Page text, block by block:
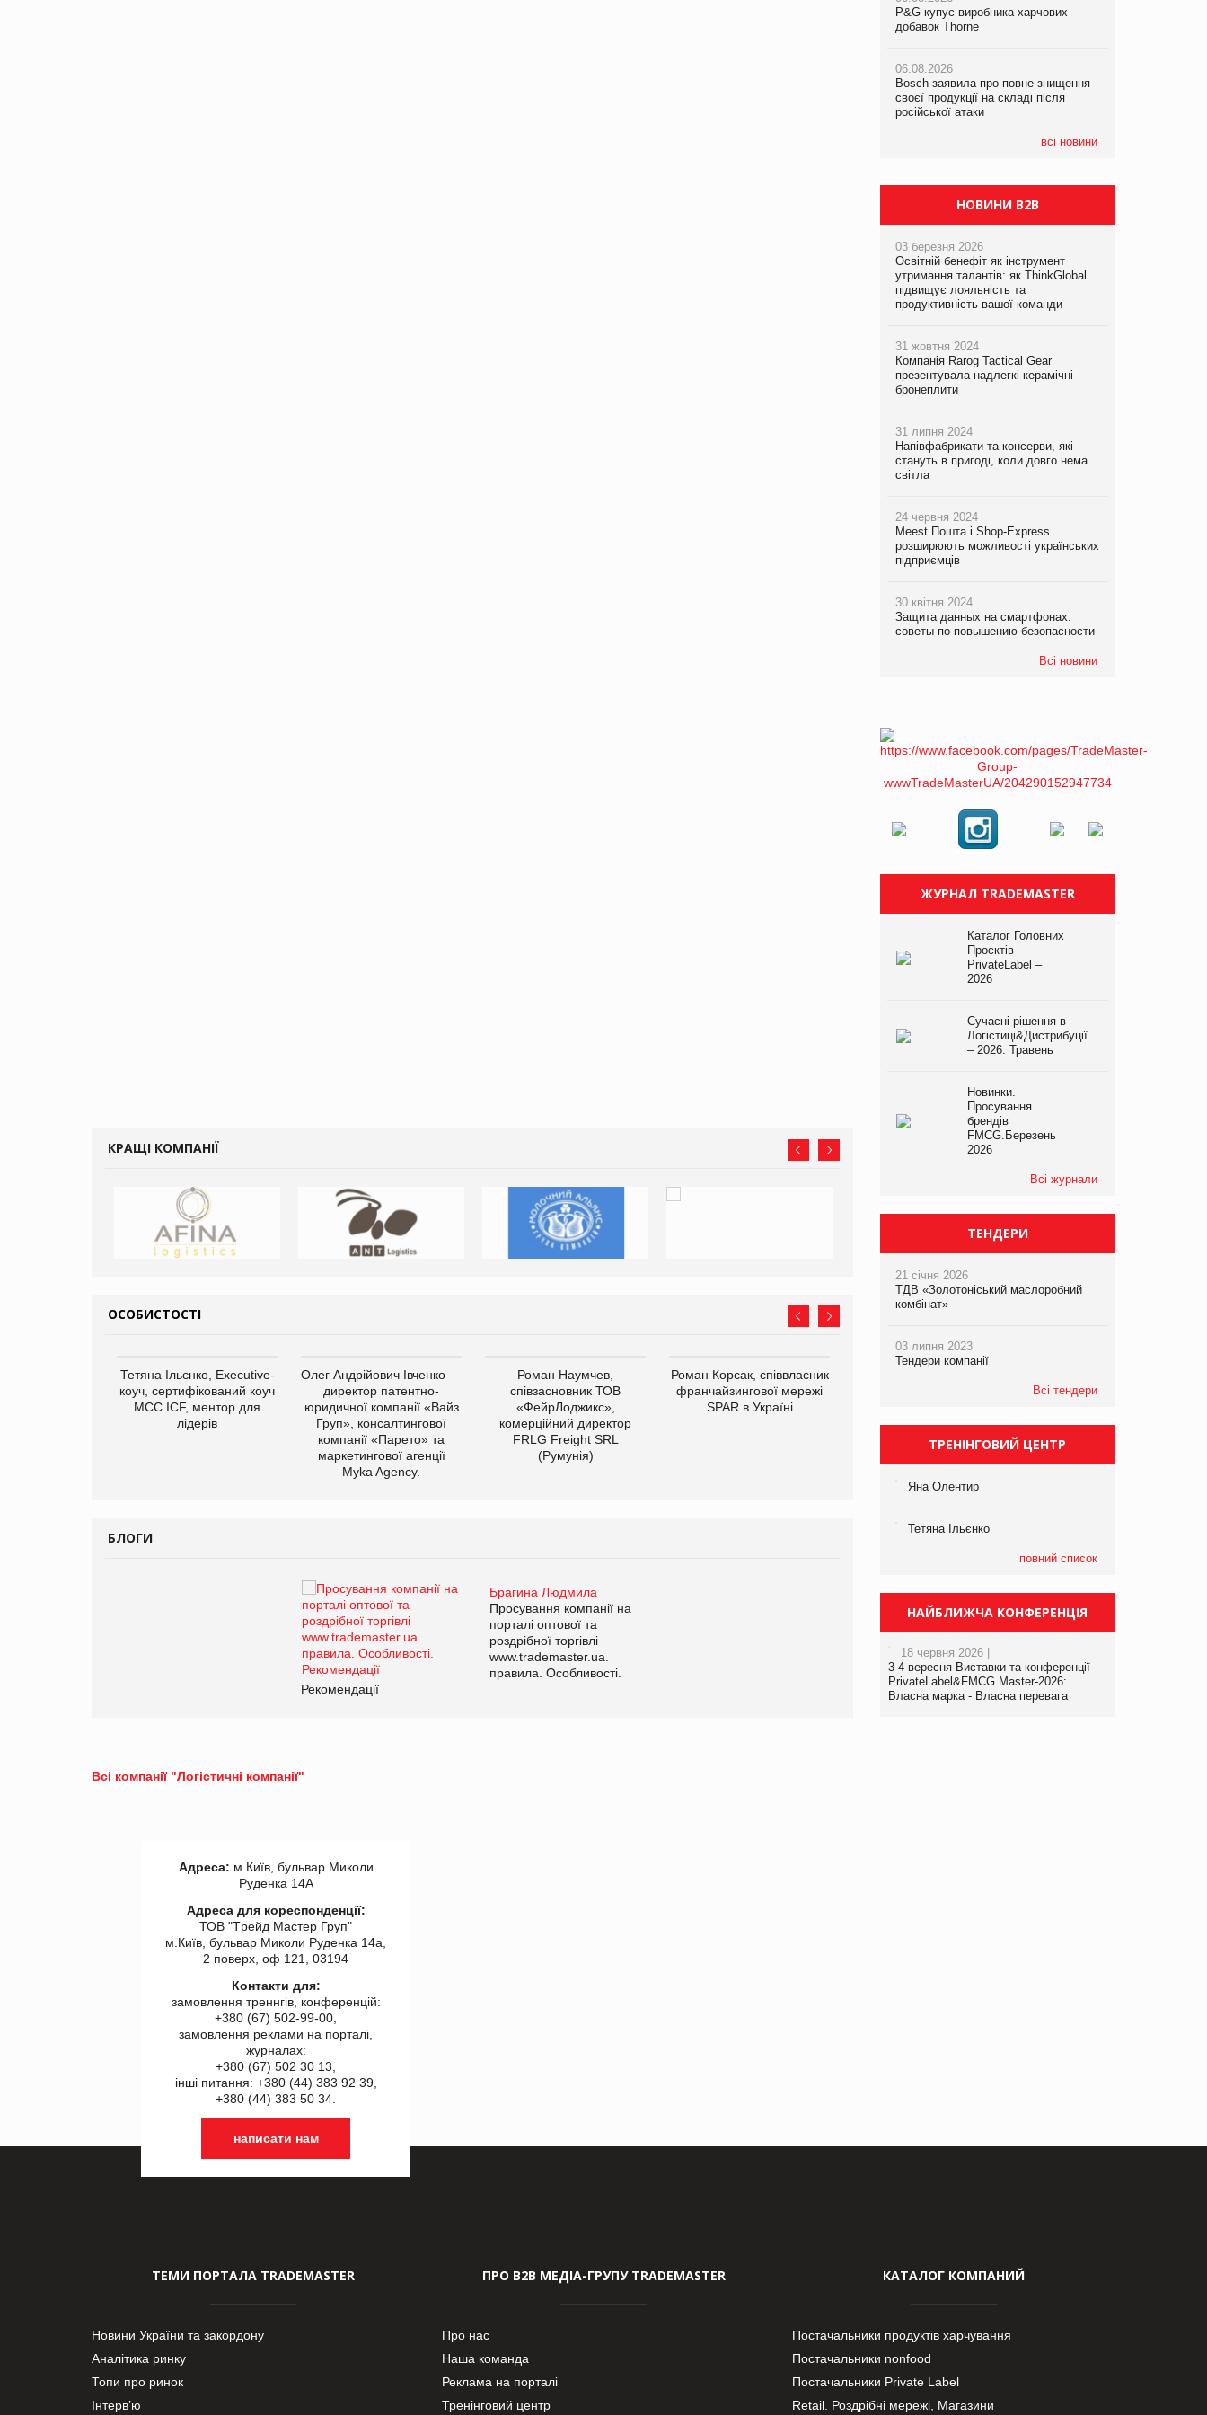
КРАЩІ КОМПАНІЇ
ОСОБИСТОСТІ
Тетяна Ільєнко, Executive-
коуч, сертифікований коуч
МСС ICF, ментор для
лідерів
Олег Андрійович Івченко —
директор патентно-
юридичної компанії «Вайз
Груп», консалтингової
компанії «Парето» та
маркетингової агенції
Myka Agency.
Роман Наумчев,
співзасновник ТОВ
«ФейрЛоджикс»,
комерційний директор
FRLG Freight SRL
(Румунія)
Роман Корсак, співвласник
франчайзингової мережі
SPAR в Україні
виробництва
компанії «УкраМарин»
БЛОГИ
Брагина Людмила
Просування компанії на
порталі оптової та
роздрібної торгівлі
www.trademaster.ua.
правила. Особливості.
Рекомендації
Брагина Людмила
Просування компанії на
www.trademaster.ua.
правила. Особливості.
Всі компанії "Логістичні компанії"
P&G купує виробника харчових
добавок Thorne
06.08.2026
Bosch заявила про повне знищення
своєї продукції на складі після
російської атаки
всі новини
у VARUS з’явилися новинки від ТМ
ТОКЕРИ
Сергій Лісунов про заморожені
P&G купує виробника харчових
добавок Thorne
06.08.2026
Bosch заявила про повне знищення
своєї продукції на складі після
російської атаки
НОВИНИ B2B
03 березня 2026
Освітній бенефіт як інструмент
утримання талантів: як ThinkGlobal
підвищує лояльність та
продуктивність вашої команди
31 жовтня 2024
Компанія Rarog Tactical Gear
презентувала надлегкі керамічні
бронеплити
31 липня 2024
Напівфабрикати та консерви, які
стануть в пригоді, коли довго нема
світла
24 червня 2024
Meest Пошта і Shop-Express
розширюють можливості українських
підприємців
30 квітня 2024
Защита данных на смартфонах:
советы по повышению безопасности
Всі новини
ЖУРНАЛ TRADEMASTER
Каталог Головних
Проєктів
PrivateLabel –
2026
Сучасні рішення в
Логістиці&Дистрибуції
– 2026. Травень
Новинки.
Просування
брендів
FMCG.Березень
2026
Всі журнали
ТЕНДЕРИ
21 січня 2026
ТДВ «Золотоніський маслоробний
комбінат»
03 липня 2023
Тендери компанії
Всі тендери
ТРЕНІНГОВИЙ ЦЕНТР
Яна Олентир
Тетяна Ільєнко
повний список
НАЙБЛИЖЧА КОНФЕРЕНЦІЯ
18 червня 2026 |
3-4 вересня Виставки та конференції
PrivateLabel&FMCG Master-2026:
Власна марка - Власна перевага
Адреса: м.Київ, бульвар Миколи
Руденка 14А
Адреса для кореспонденції:
ТОВ "Tрейд Мастер Груп"
м.Київ, бульвар Миколи Руденка 14а,
2 поверх, оф 121, 03194
Контакти для:
замовлення треннгів, конференцій:
+380 (67) 502-99-00,
замовлення реклами на порталі,
журналах:
+380 (67) 502 30 13,
інші питання: +380 (44) 383 92 39,
+380 (44) 383 50 34.
написати нам
ТЕМИ ПОРТАЛА TRADEMASTER
Новини України та закордону
Аналітика ринку
Топи про ринок
Інтерв’ю
ПРО В2В МЕДІА-ГРУПУ TRADEMASTER
Про нас
Наша команда
Реклама на порталі
Тренінговий центр
КАТАЛОГ КОМПАНИЙ
Постачальники продуктів харчування
Постачальники nonfood
Постачальники Private Label
Retail. Роздрібні мережі, Магазини